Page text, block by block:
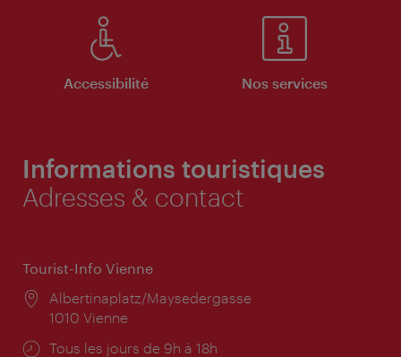
Accessibilité Nos services
Informations touristiques
Adresses & contact
Tourist-Info Vienne
Lieu:
Albertinaplatz/Maysedergasse
1010 Vienne
Horaires
Tous les jours de 9h à 18h